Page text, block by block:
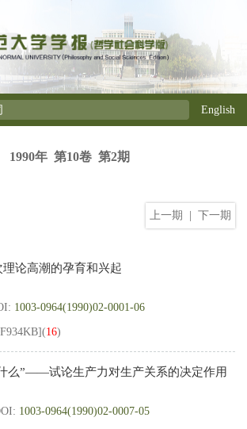
English
1990年 第10卷 第2期
上一期 下一期
论高潮的孕育和兴起
1003-0964(1990)02-0001-06
934KB](16)
么”——试论生产力对生产关系的决定作用
1003-0964(1990)02-0007-05